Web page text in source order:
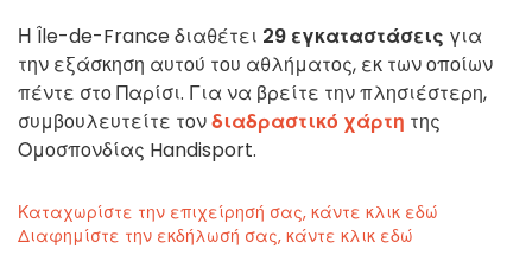
Η Île-de-France διαθέτει 29 εγκαταστάσεις για
την εξάσκηση αυτού του αθλήματος, εκ των οποίων
πέντε στο Παρίσι. Για να βρείτε την πλησιέστερη,
συμβουλευτείτε τονδιαδραστικό χάρτη της
Ομοσπονδίας Handisport.
Καταχωρίστε την επιχείρησή σας, κάντε κλικ εδώ
Διαφημίστε την εκδήλωσή σας, κάντε κλικ εδώ